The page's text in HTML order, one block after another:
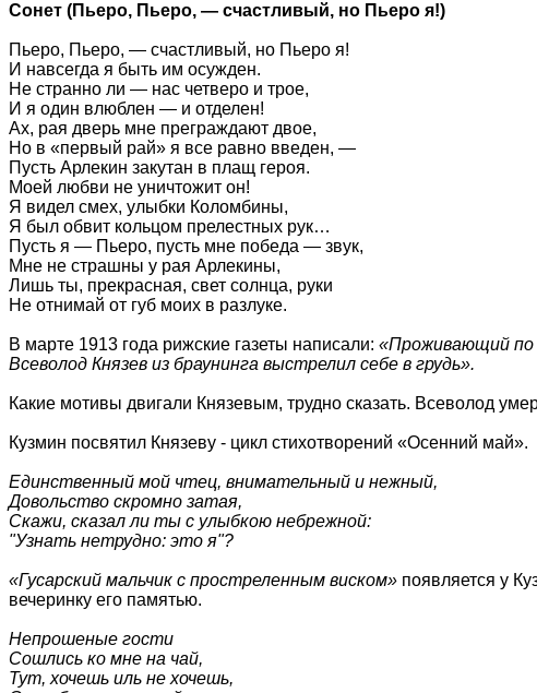
Сонет (Пьеро, Пьеро, — счастливый, но Пьеро я!)
Пьеро, Пьеро, — счастливый, но Пьеро я!
И навсегда я быть им осужден.
Не странно ли — нас четверо и трое,
И я один влюблен — и отделен!
Ах, рая дверь мне преграждают двое,
Но в «первый рай» я все равно введен, —
Пусть Арлекин закутан в плащ героя.
Моей любви не уничтожит он!
Я видел смех, улыбки Коломбины,
Я был обвит кольцом прелестных рук…
Пусть я — Пьеро, пусть мне победа — звук,
Мне не страшны у рая Арлекины,
Лишь ты, прекрасная, свет солнца, руки
Не отнимай от губ моих в разлуке.
В марте 1913 года рижские газеты написали: «Проживающий по
Всеволод Князев из браунинга выстрелил себе в грудь».
Какие мотивы двигали Князевым, трудно сказать. Всеволод
Кузмин посвятил Князеву - цикл стихотворений «Осенний май».
Единственный мой чтец, внимательный и нежный,
Довольство скромно затая,
Скажи, сказал ли ты с улыбкою небрежной:
"Узнать нетрудно: это я"?
«Гусарский мальчик с простреленным виском» появляется у
вечеринку его памятью.
Непрошеные гости
Сошлись ко мне на чай,
Тут, хочешь иль не хочешь,